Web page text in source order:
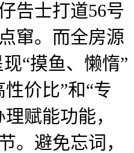
告士打道56号
窜。而全房源
“摸鱼、懒惰”
价比”和“专
赋能功能，
。避免忘词，